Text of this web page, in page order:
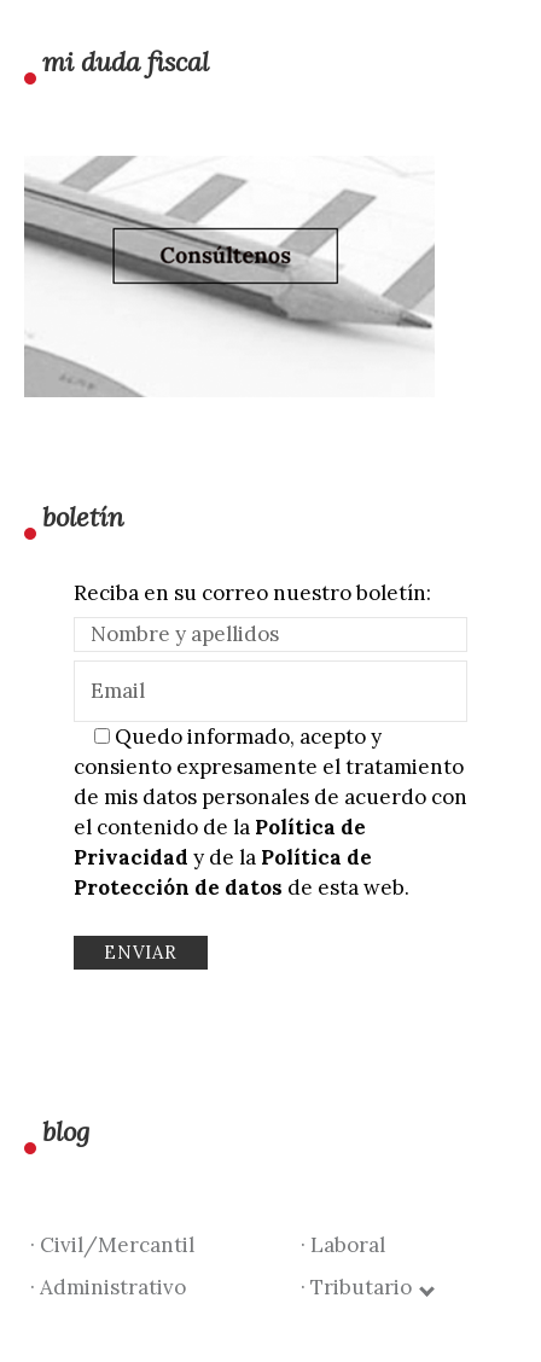
mi duda fiscal
boletín
Reciba en su correo nuestro boletín:
Quedo informado, acepto y
consiento expresamente el tratamiento
de mis datos personales de acuerdo con
el contenido de la Política de
Privacidad y de la Política de
Protección de datos de esta web.
blog
· Civil/Mercantil
· Laboral
· Administrativo
· Tributario